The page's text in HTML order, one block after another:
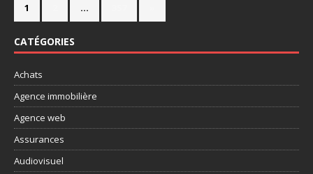
1 …
CATÉGORIES
Achats
Agence immobilière
Agence web
Assurances
Audiovisuel